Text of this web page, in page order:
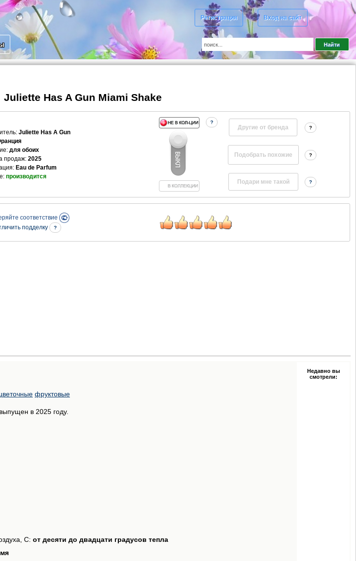
Регистрация Вход на сайт
Juliette Has A Gun Miami Shake
: Juliette Has A Gun
для обоих
продаж: 2025
Eau de Parfum
производится
?
Другие от бренда ?
?
?
соответствие
подделку
?
фруктовые
выпущен в 2025 году.
С: от десяти до двадцати градусов тепла
Недавно вы
смотрели: